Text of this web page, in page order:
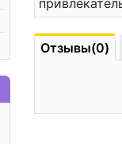
Отзывы(0)